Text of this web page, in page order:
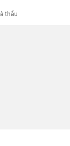
thầu